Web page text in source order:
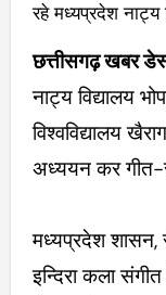
रहे मध्यप्रदेश नाट्य
छत्तीसगढ़ खबर
नाट्य विद्यालय
विश्वविद्यालय
अध्ययन कर गीत-
मध्यप्रदेश शासन,
इन्दिरा कला